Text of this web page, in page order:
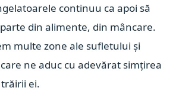
continuu ca apoi să
din alimente, din mâncare.
multe zone ale sufletului și
ne aduc cu adevărat simțirea
ei.